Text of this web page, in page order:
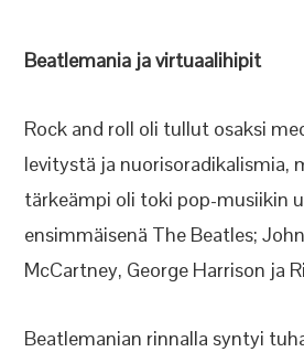
Beatlemania ja virtuaalihipit
Rock and roll oli tullut osaksi
levitystä ja nuorisoradikalismia,
tärkeämpi oli toki pop-musiikin
ensimmäisenä The Beatles;
McCartney, George Harrison ja
Beatlemanian rinnalla syntyi